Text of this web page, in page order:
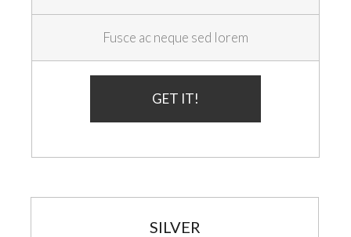
Fusce ac neque sed lorem
GET IT!
SILVER